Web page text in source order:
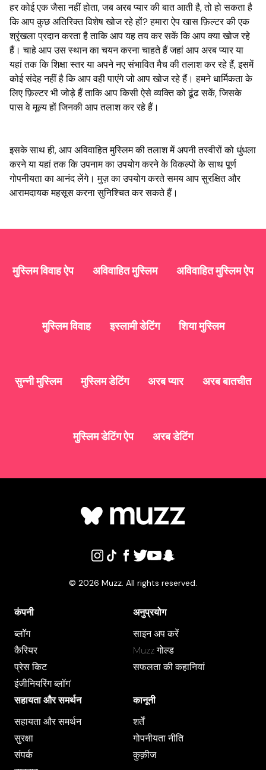
हर कोई एक जैसा नहीं होता, जब अरब प्यार की बात आती है, तो हो सकता है
कि आप कुछ अतिरिक्त विशेष खोज रहे हों? हमारा ऐप खास फ़िल्टर की एक
श्रृंखला प्रदान करता है ताकि आप यह तय कर सकें कि आप क्या खोज रहे
हैं। चाहे आप उस स्थान का चयन करना चाहते हैं जहां आप अरब प्यार या
यहां तक कि शिक्षा स्तर या अपने नए संभावित मैच की तलाश कर रहे हैं, इसमें
कोई संदेह नहीं है कि आप वही पाएंगे जो आप खोज रहे हैं। हमने धार्मिकता के
लिए फ़िल्टर भी जोड़े हैं ताकि आप किसी ऐसे व्यक्ति को ढूंढ सकें, जिसके
पास वे मूल्य हों जिनकी आप तलाश कर रहे हैं।
इसके साथ ही, आप अविवाहित मुस्लिम की तलाश में अपनी तस्वीरों को धुंधला
करने या यहां तक कि उपनाम का उपयोग करने के विकल्पों के साथ पूर्ण
गोपनीयता का आनंद लेंगे। मुज़ का उपयोग करते समय आप सुरक्षित और
आरामदायक महसूस करना सुनिश्चित कर सकते हैं।
मुस्लिम विवाह ऐप अविवाहित मुस्लिम अविवाहित मुस्लिम ऐप
मुस्लिम विवाह इस्लामी डेटिंग शिया मुस्लिम
सुन्नी मुस्लिम मुस्लिम डेटिंग अरब प्यार अरब बातचीत
मुस्लिम डेटिंग ऐप अरब डेटिंग
© 2026 Muzz. All rights reserved.
कंपनी
ब्लाॅॅॅग
कैरियर
प्रेस क‍िट
इंजीनियरिंग ब्लॉग"
अनुप्रयोग
साइन अप करें
Muzz गोल्ड
सफलता की कहानियां
सहायता और समर्थन
सहायता और समर्थन
सुरक्षा
संपर्क
कानूनी
शर्तें
गोपनीयता नीति
कुक़ीज